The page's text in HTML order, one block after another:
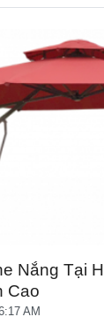
Nắng Tại
Cao
AM